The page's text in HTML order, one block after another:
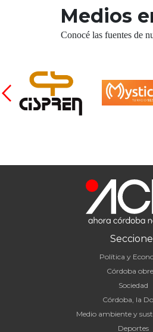
Medios
Conocé las fuentes de
Política y
Córdoba
Sociedad
Córdoba, la
Medio ambiente y
Deportes